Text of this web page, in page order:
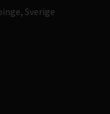
Sverige